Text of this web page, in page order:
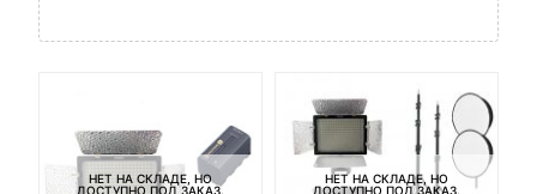
НЕТ НА СКЛАДЕ, НО
ДОСТУПНО ПОД ЗАКАЗ.
НЕТ НА СКЛАДЕ, НО
ДОСТУПНО ПОД ЗАКАЗ.